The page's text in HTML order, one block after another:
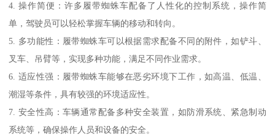
4. 操作简便：许多履带蜘蛛车配备了人性化的控制系统，操作简
单，驾驶员可以轻松掌握车辆的移动和转向。
5. 多功能性：履带蜘蛛车可以根据需求配备不同的附件，如铲斗、
叉车、吊臂等，实现多种功能，满足不同作业需求。
6. 适应性强：履带蜘蛛车能够在恶劣环境下工作，如高温、低温、
潮湿等条件，具有较强的环境适应性。
7. 安全性高：车辆通常配备多种安全装置，如防滑系统、紧急制动
系统等，确保操作人员和设备的安全。